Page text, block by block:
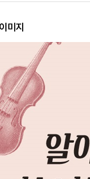
혹적인 클래식 악기의 모
리, 목관악기
서 시작한 플루트와 음
기, 색소폰
울려라, 금관악기
너무 받아 피곤한 호른│
초의 악기, 타악기
휘자, 팀파니│절정의 완
티멘토, 현악기
의 어원│와인과 현악기│
제왕, 파이프 오르간
미지